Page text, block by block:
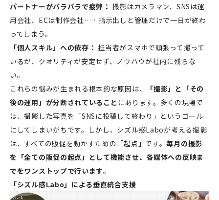
パートナーがバラバラで疲弊： 撮影はカメラマン、SNSは運
用会社、ECは制作会社……指示出しと管理だけで一日が終わ
ってしまう。
「個人スキル」への依存： 担当者がスマホで頑張って撮って
いるが、クオリティが安定せず、ノウハウが社内に残らな
い。
これらの悩みが生まれる根本的な原因は、
「撮影」と「その
後の運用」が分断されていること にあります。多くの現場で
は、撮影した写真を「SNSに投稿して終わり」というゴール
にしてしまいがちです。しかし、シズル感Laboが考える撮影
は、すべての販促を動かすための「起点」です。毎月の撮影
を「全ての販促の起点」として機能させ、各媒体への反映ま
でをワンストップで行います。
「シズル感Labo」による垂直統合支援